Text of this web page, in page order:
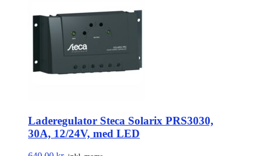
varianter.
Mulighederne
varesiden
Laderegulator Steca Solarix PRS3030,
30A, 12/24V, med LED